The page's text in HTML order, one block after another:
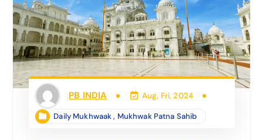
PB INDIA Aug, Fri, 2024
Daily Mukhwaak, Mukhwak Patna Sahib